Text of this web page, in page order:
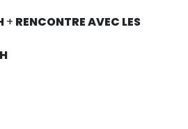
+ RENCONTRE AVEC LES